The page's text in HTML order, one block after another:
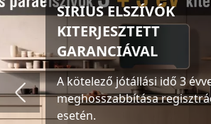
SIRIUS ELSZÍVÓK
KITERJESZTETT
GARANCIÁVAL
A kötelező jótállási idő 3
meghosszabbítása
esetén.